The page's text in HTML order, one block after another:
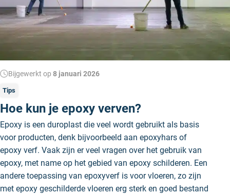
Bijgewerkt op 8 januari 2026
Tips
Hoe kun je epoxy verven?
Epoxy is een duroplast die veel wordt gebruikt als basis
voor producten, denk bijvoorbeeld aan epoxyhars of
epoxy verf. Vaak zijn er veel vragen over het gebruik van
epoxy, met name op het gebied van epoxy schilderen. Een
andere toepassing van epoxyverf is voor vloeren, zo zijn
met epoxy geschilderde vloeren erg sterk en goed bestand